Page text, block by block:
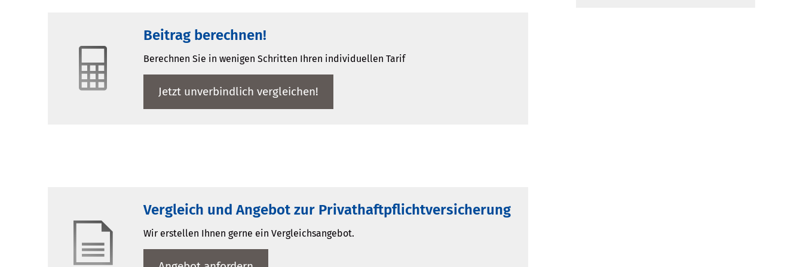
Beitrag berechnen!
Berechnen Sie in wenigen Schritten Ihren individuellen Tarif
Jetzt unverbindlich ver­gleichen!
Vergleich und Angebot zur Privathaftpflichtversicherung
Wir erstellen Ihnen gerne ein Vergleichsangebot.